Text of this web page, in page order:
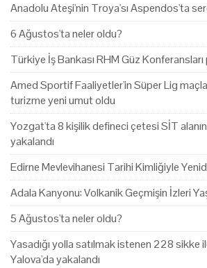
Anadolu Ateşi'nin Troya'sı Aspendos'ta
6 Ağustos'ta neler oldu?
Türkiye İş Bankası RHM Güz Konferansları
Amed Sportif Faaliyetler'in Süper Lig
turizme yeni umut oldu
Yozgat'ta 8 kişilik defineci çetesi SİT
yakalandı
Edirne Mevlevihanesi Tarihi Kimliğiyle
Adala Kanyonu: Volkanik Geçmişin İzleri
5 Ağustos'ta neler oldu?
Yasadığı yolla satılmak istenen 228 sikke
Yalova'da yakalandı